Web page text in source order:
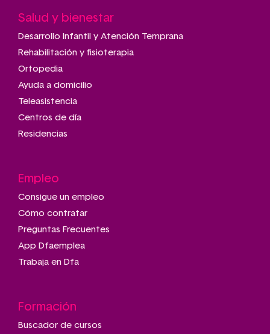
Salud y bienestar
Desarrollo Infantil y Atención Temprana
Rehabilitación y fisioterapia
Ortopedia
Ayuda a domicilio
Teleasistencia
Centros de día
Residencias
Empleo
Consigue un empleo
Cómo contratar
Preguntas Frecuentes
App Dfaemplea
Trabaja en Dfa
Formación
Buscador de cursos